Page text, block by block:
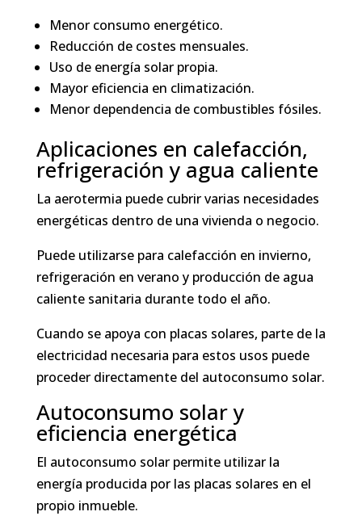
Menor consumo energético.
Reducción de costes mensuales.
Uso de energía solar propia.
Mayor eficiencia en climatización.
Menor dependencia de combustibles fósiles.
Aplicaciones en calefacción,
refrigeración y agua caliente
La aerotermia puede cubrir varias necesidades
energéticas dentro de una vivienda o negocio.
Puede utilizarse para calefacción en invierno,
refrigeración en verano y producción de agua
caliente sanitaria durante todo el año.
Cuando se apoya con placas solares, parte de la
electricidad necesaria para estos usos puede
proceder directamente del autoconsumo solar.
Autoconsumo solar y
eficiencia energética
El autoconsumo solar permite utilizar la
energía producida por las placas solares en el
propio inmueble.